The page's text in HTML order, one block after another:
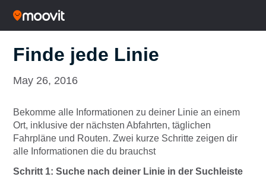
Finde jede Linie
May 26, 2016
Bekomme alle Informationen zu deiner Linie an einem
Ort, inklusive der nächsten Abfahrten, täglichen
Fahrpläne und Routen. Zwei kurze Schritte zeigen dir
alle Informationen die du brauchst
Schritt 1: Suche nach deiner Linie in der Suchleiste